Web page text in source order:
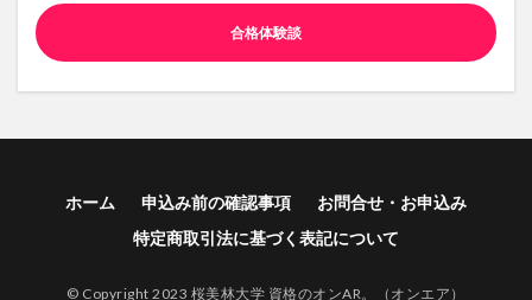
合格体験談
ホーム 申込み前の確認事項
お問合せ・お申込み
特定商取引法に基づく表記について
© Copyright 2023 桜美林大学 資格のオンAR。（オンエア）